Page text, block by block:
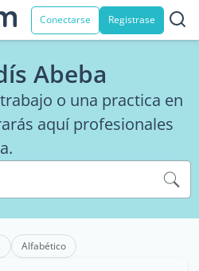
Conectarse Registrase
Abeba
o una practica en
aquí profesionales
Alfabético